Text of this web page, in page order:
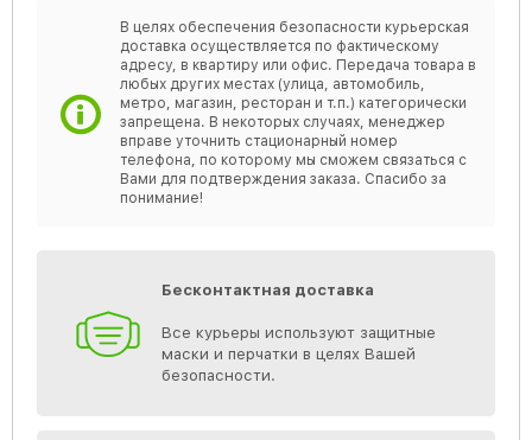
В целях обеспечения безопасности курьерская
доставка осуществляется по фактическому
адресу, в квартиру или офис. Передача товара в
любых других местах (улица, автомобиль,
метро, магазин, ресторан и т.п.) категорически
запрещена. В некоторых случаях, менеджер
вправе уточнить стационарный номер
телефона, по которому мы сможем связаться с
Вами для подтверждения заказа. Спасибо за
понимание!
Бесконтактная доставка
Все курьеры используют защитные
маски и перчатки в целях Вашей
безопасности.